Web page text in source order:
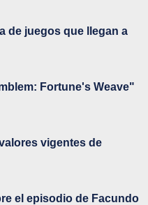
de juegos que llegan a
Fortune's Weave"
vigentes de
el episodio de Facundo